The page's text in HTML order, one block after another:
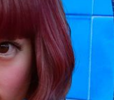
#玉木雄一郎